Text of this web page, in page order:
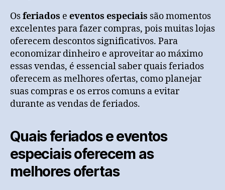
Osferiados e eventos especiais são momentos
excelentes para fazer compras, pois muitas lojas
oferecem descontos significativos. Para
economizar dinheiro e aproveitar ao máximo
essas vendas, é essencial saber quais feriados
oferecem as melhores ofertas, como planejar
suas compras e os erros comuns a evitar
durante as vendas de feriados.
Quais feriados e eventos
especiais oferecem as
melhores ofertas